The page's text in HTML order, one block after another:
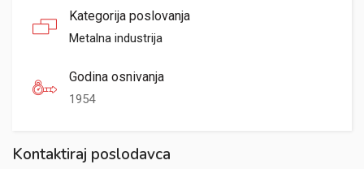
Kategorija poslovanja
Metalna industrija
Godina osnivanja
1954
Kontaktiraj poslodavca